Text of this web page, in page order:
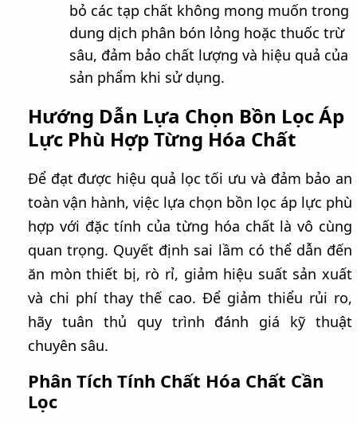
bỏ các tạp chất không mong muốn trong
dung dịch phân bón lỏng hoặc thuốc trừ
sâu, đảm bảo chất lượng và hiệu quả của
sản phẩm khi sử dụng.
Hướng Dẫn Lựa Chọn Bồn Lọc Áp
Lực Phù Hợp Từng Hóa Chất
Để đạt được hiệu quả lọc tối ưu và đảm bảo an
toàn vận hành, việc lựa chọn bồn lọc áp lực phù
hợp với đặc tính của từng hóa chất là vô cùng
quan trọng. Quyết định sai lầm có thể dẫn đến
ăn mòn thiết bị, rò rỉ, giảm hiệu suất sản xuất
và chi phí thay thế cao. Để giảm thiểu rủi ro,
hãy tuân thủ quy trình đánh giá kỹ thuật
chuyên sâu.
Phân Tích Tính Chất Hóa Chất Cần
Lọc